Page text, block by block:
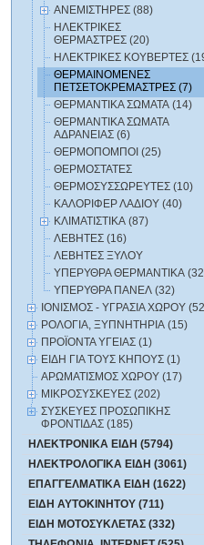
ΑΝΕΜΙΣΤΗΡΕΣ (88)
ΗΛΕΚΤΡΙΚΕΣ
ΘΕΡΜΑΣΤΡΕΣ (20)
ΗΛΕΚΤΡΙΚΕΣ ΚΟΥΒΕΡΤΕΣ
ΘΕΡΜΑΙΝΟΜΕΝΕΣ
ΠΕΤΣΕΤΟΚΡΕΜΑΣΤΡΕΣ (7)
ΘΕΡΜΑΝΤΙΚΑ ΣΩΜΑΤΑ (14)
ΘΕΡΜΑΝΤΙΚΑ ΣΩΜΑΤΑ
ΑΔΡΑΝΕΙΑΣ (6)
ΘΕΡΜΟΠΟΜΠΟΙ (25)
ΘΕΡΜΟΣΤΑΤΕΣ
ΘΕΡΜΟΣΥΣΣΩΡΕΥΤΕΣ (10)
ΚΑΛΟΡΙΦΕΡ ΛΑΔΙΟΥ (40)
ΚΛΙΜΑΤΙΣΤΙΚΑ (87)
ΛΕΒΗΤΕΣ (16)
ΛΕΒΗΤΕΣ ΞΥΛΟΥ
ΥΠΕΡΥΘΡΑ ΘΕΡΜΑΝΤΙΚΑ
ΥΠΕΡΥΘΡΑ ΠΑΝΕΛ (32)
ΙΟΝΙΣΜΟΣ - ΥΓΡΑΣΙΑ ΧΩΡΟΥ
ΡΟΛΟΓΙΑ, ΞΥΠΝΗΤΗΡΙΑ (15)
ΠΡΟΪΟΝΤΑ ΥΓΕΙΑΣ (1)
ΕΙΔΗ ΓΙΑ ΤΟΥΣ ΚΗΠΟΥΣ (1)
ΑΡΩΜΑΤΙΣΜΟΣ ΧΩΡΟΥ (17)
ΜΙΚΡΟΣΥΣΚΕΥΕΣ (202)
ΣΥΣΚΕΥΕΣ ΠΡΟΣΩΠΙΚΗΣ
ΦΡΟΝΤΙΔΑΣ (185)
ΗΛΕΚΤΡΟΝΙΚΑ ΕΙΔΗ (5794)
ΗΛΕΚΤΡΟΛΟΓΙΚΑ ΕΙΔΗ (3061)
ΕΠΑΓΓΕΛΜΑΤΙΚΑ ΕΙΔΗ (1622)
ΕΙΔΗ ΑΥΤΟΚΙΝΗΤΟΥ (711)
ΕΙΔΗ ΜΟΤΟΣΥΚΛΕΤΑΣ (332)